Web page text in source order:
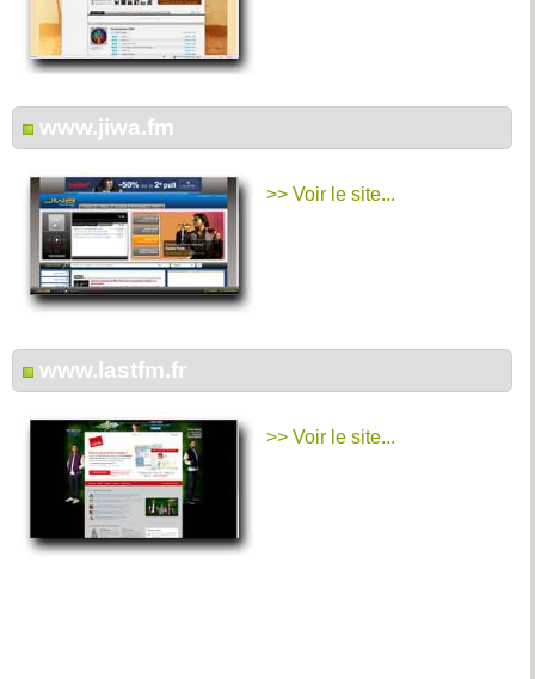
www.jiwa.fm
>> Voir le site...
www.lastfm.fr
>> Voir le site...